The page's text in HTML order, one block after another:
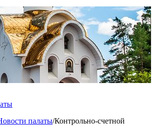
палаты/Контрольно-счетной